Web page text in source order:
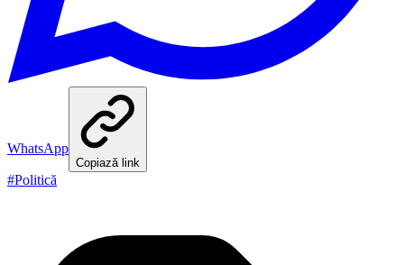
WhatsApp
Copiază link
#Politică